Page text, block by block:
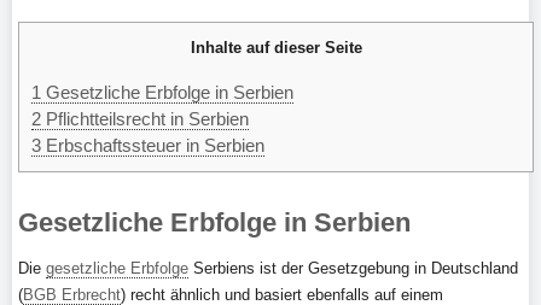
Inhalte auf dieser Seite
1 Gesetzliche Erbfolge in Serbien
2 Pflichtteilsrecht in Serbien
3 Erbschaftssteuer in Serbien
Gesetzliche Erbfolge in Serbien
Die gesetzliche Erbfolge Serbiens ist der Gesetzgebung in Deutschland
(BGB Erbrecht) recht ähnlich und basiert ebenfalls auf einem